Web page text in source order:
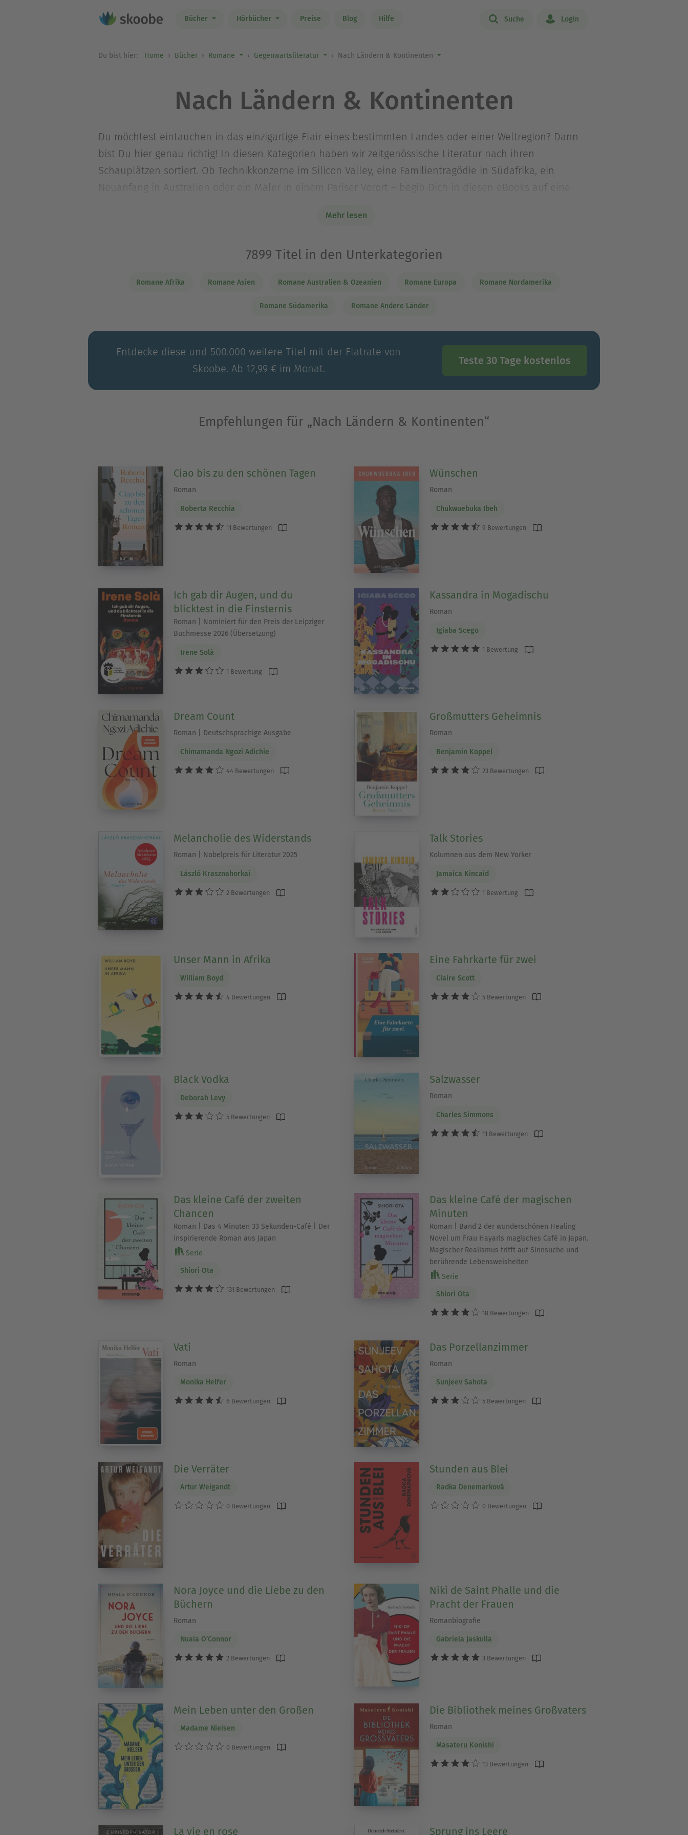
Bücher Hörbücher Preise Blog Hilfe Suche Login
Du bist hier: Home Bücher Romane Gegenwartsliteratur Nach Ländern & Kontinenten
Nach Ländern & Kontinenten
Du möchtest eintauchen in das einzigartige Flair eines bestimmten Landes oder einer Weltregion? Dann
bist Du hier genau richtig! In diesen Kategorien haben wir zeitgenössische Literatur nach ihren
Schauplätzen sortiert. Ob Technikkonzerne im Silicon Valley, eine Familientragödie in Südafrika, ein
Neuanfang in Australien oder ein Maler in einem Pariser Vorort – begib Dich in diesen eBooks auf eine
Mehr lesen
Ausblenden
7899 Titel in den Unterkategorien
Romane Afrika Romane Asien Romane Australien & Ozeanien Romane Europa Romane Nordamerika
Romane Südamerika Romane Andere Länder
Entdecke diese und 500.000 weitere Titel mit der Flatrate von
Skoobe. Ab 12,99 € im Monat.
Teste 30 Tage kostenlos
Empfehlungen für „Nach Ländern & Kontinenten“
Ciao bis zu den schönen Tagen
Roman
Roberta Recchia
11 Bewertungen
Wünschen
Roman
Chukwuebuka Ibeh
9 Bewertungen
Ich gab dir Augen, und du
blicktest in die Finsternis
Roman | Nominiert für den Preis der Leipziger
Buchmesse 2026 (Übersetzung)
Irene Solà
1 Bewertung
Kassandra in Mogadischu
Roman
Igiaba Scego
1 Bewertung
Dream Count
Roman | Deutschsprachige Ausgabe
Chimamanda Ngozi Adichie
44 Bewertungen
Großmutters Geheimnis
Roman
Benjamin Koppel
23 Bewertungen
Melancholie des Widerstands
Roman | Nobelpreis für Literatur 2025
László Krasznahorkai
2 Bewertungen
Talk Stories
Kolumnen aus dem New Yorker
Jamaica Kincaid
1 Bewertung
Unser Mann in Afrika
William Boyd
4 Bewertungen
Eine Fahrkarte für zwei
Claire Scott
5 Bewertungen
Black Vodka
Deborah Levy
5 Bewertungen
Salzwasser
Roman
Charles Simmons
11 Bewertungen
Das kleine Café der zweiten
Chancen
Roman | Das 4 Minuten 33 Sekunden-Café | Der
inspirierende Roman aus Japan
Serie
Shiori Ota
131 Bewertungen
Das kleine Café der magischen
Minuten
Roman | Band 2 der wunderschönen Healing
Novel um Frau Hayaris magisches Café in Japan.
Magischer Realismus trifft auf Sinnsuche und
berührende Lebensweisheiten
Serie
Shiori Ota
18 Bewertungen
Vati
Roman
Monika Helfer
6 Bewertungen
Das Porzellanzimmer
Roman
Sunjeev Sahota
5 Bewertungen
Die Verräter
Artur Weigandt
0 Bewertungen
Stunden aus Blei
Radka Denemarková
0 Bewertungen
Nora Joyce und die Liebe zu den
Büchern
Roman
Nuala O’Connor
2 Bewertungen
Niki de Saint Phalle und die
Pracht der Frauen
Romanbiografie
Gabriela Jaskulla
3 Bewertungen
Mein Leben unter den Großen
Madame Nielsen
0 Bewertungen
Die Bibliothek meines Großvaters
Roman
Masateru Konishi
13 Bewertungen
La vie en rose Sprung ins Leere